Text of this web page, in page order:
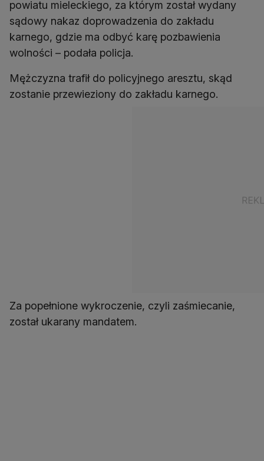
powiatu mieleckiego, za którym został wydany
sądowy nakaz doprowadzenia do zakładu
karnego, gdzie ma odbyć karę pozbawienia
wolności – podała policja.
Mężczyzna trafił do policyjnego aresztu, skąd
zostanie przewieziony do zakładu karnego.
Za popełnione wykroczenie, czyli zaśmiecanie,
został ukarany mandatem.